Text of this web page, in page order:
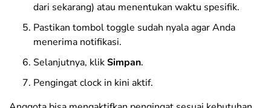
dari sekarang) atau menentukan waktu spesifik.
Pastikan tombol toggle sudah nyala agar Anda
menerima notifikasi.
Selanjutnya, klikSimpan.
Pengingat clock in kini aktif.